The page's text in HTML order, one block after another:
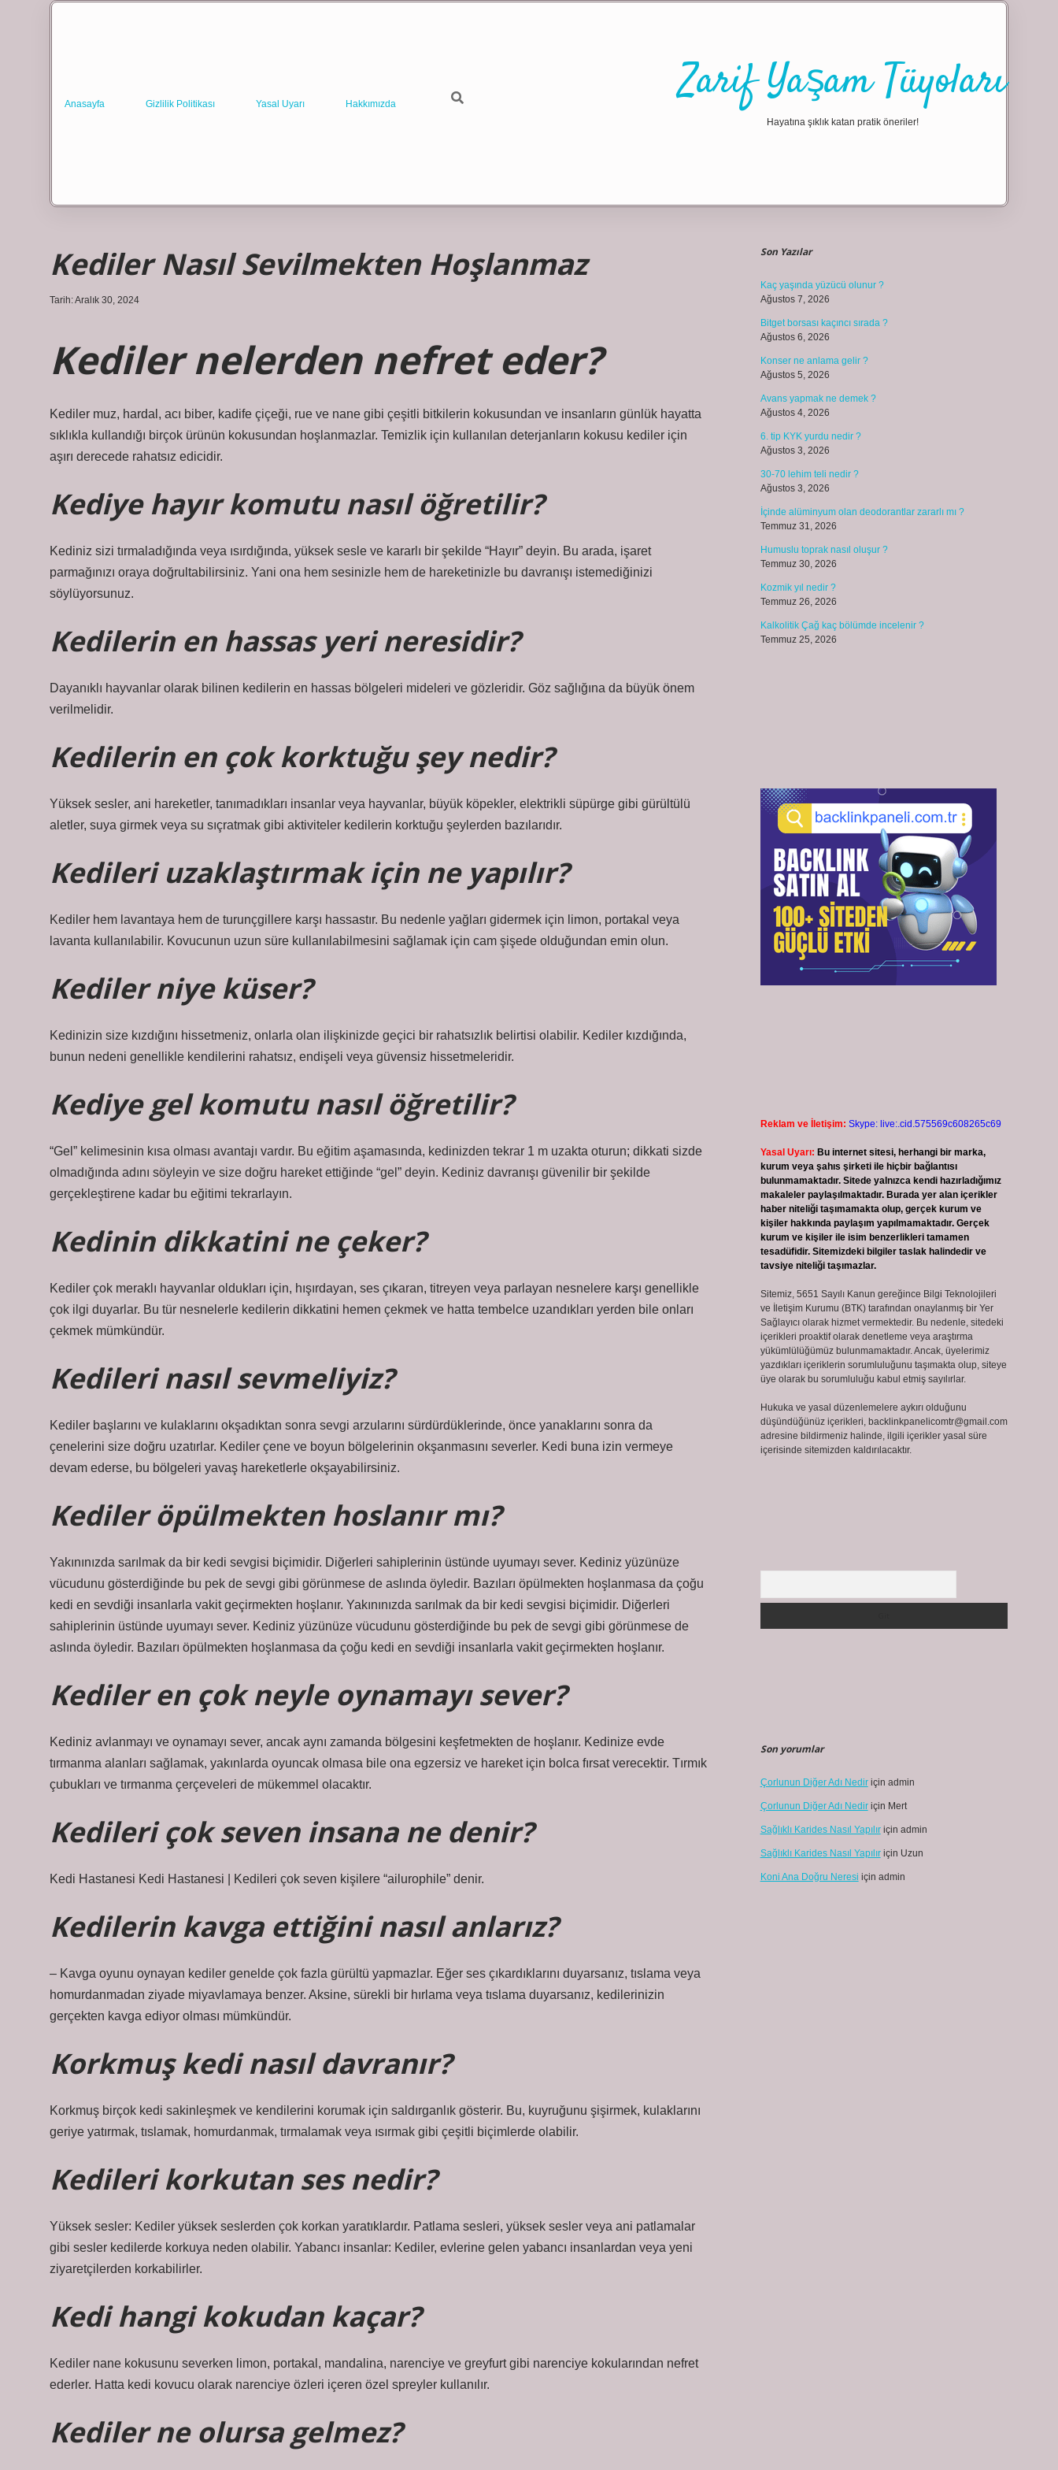
Anasayfa Gizlilik Politikası Yasal Uyarı Hakkımızda Zarif Yaşam Tüyoları
Hayatına şıklık katan pratik öneriler!
Kediler Nasıl Sevilmekten Hoşlanmaz
Tarih: Aralık 30, 2024
Kediler nelerden nefret eder?
Kediler muz, hardal, acı biber, kadife çiçeği, rue ve nane gibi çeşitli bitkilerin kokusundan ve insanların günlük hayatta
sıklıkla kullandığı birçok ürünün kokusundan hoşlanmazlar. Temizlik için kullanılan deterjanların kokusu kediler için
aşırı derecede rahatsız edicidir.
Kediye hayır komutu nasıl öğretilir?
Kediniz sizi tırmaladığında veya ısırdığında, yüksek sesle ve kararlı bir şekilde “Hayır” deyin. Bu arada, işaret
parmağınızı oraya doğrultabilirsiniz. Yani ona hem sesinizle hem de hareketinizle bu davranışı istemediğinizi
söylüyorsunuz.
Kedilerin en hassas yeri neresidir?
Dayanıklı hayvanlar olarak bilinen kedilerin en hassas bölgeleri mideleri ve gözleridir. Göz sağlığına da büyük önem
verilmelidir.
Kedilerin en çok korktuğu şey nedir?
Yüksek sesler, ani hareketler, tanımadıkları insanlar veya hayvanlar, büyük köpekler, elektrikli süpürge gibi gürültülü
aletler, suya girmek veya su sıçratmak gibi aktiviteler kedilerin korktuğu şeylerden bazılarıdır.
Kedileri uzaklaştırmak için ne yapılır?
Kediler hem lavantaya hem de turunçgillere karşı hassastır. Bu nedenle yağları gidermek için limon, portakal veya
lavanta kullanılabilir. Kovucunun uzun süre kullanılabilmesini sağlamak için cam şişede olduğundan emin olun.
Kediler niye küser?
Kedinizin size kızdığını hissetmeniz, onlarla olan ilişkinizde geçici bir rahatsızlık belirtisi olabilir. Kediler kızdığında,
bunun nedeni genellikle kendilerini rahatsız, endişeli veya güvensiz hissetmeleridir.
Kediye gel komutu nasıl öğretilir?
“Gel” kelimesinin kısa olması avantajı vardır. Bu eğitim aşamasında, kedinizden tekrar 1 m uzakta oturun; dikkati sizde
olmadığında adını söyleyin ve size doğru hareket ettiğinde “gel” deyin. Kediniz davranışı güvenilir bir şekilde
gerçekleştirene kadar bu eğitimi tekrarlayın.
Kedinin dikkatini ne çeker?
Kediler çok meraklı hayvanlar oldukları için, hışırdayan, ses çıkaran, titreyen veya parlayan nesnelere karşı genellikle
çok ilgi duyarlar. Bu tür nesnelerle kedilerin dikkatini hemen çekmek ve hatta tembelce uzandıkları yerden bile onları
çekmek mümkündür.
Kedileri nasıl sevmeliyiz?
Kediler başlarını ve kulaklarını okşadıktan sonra sevgi arzularını sürdürdüklerinde, önce yanaklarını sonra da
çenelerini size doğru uzatırlar. Kediler çene ve boyun bölgelerinin okşanmasını severler. Kedi buna izin vermeye
devam ederse, bu bölgeleri yavaş hareketlerle okşayabilirsiniz.
Kediler öpülmekten hoslanır mı?
Yakınınızda sarılmak da bir kedi sevgisi biçimidir. Diğerleri sahiplerinin üstünde uyumayı sever. Kediniz yüzünüze
vücudunu gösterdiğinde bu pek de sevgi gibi görünmese de aslında öyledir. Bazıları öpülmekten hoşlanmasa da çoğu
kedi en sevdiği insanlarla vakit geçirmekten hoşlanır. Yakınınızda sarılmak da bir kedi sevgisi biçimidir. Diğerleri
sahiplerinin üstünde uyumayı sever. Kediniz yüzünüze vücudunu gösterdiğinde bu pek de sevgi gibi görünmese de
aslında öyledir. Bazıları öpülmekten hoşlanmasa da çoğu kedi en sevdiği insanlarla vakit geçirmekten hoşlanır.
Kediler en çok neyle oynamayı sever?
Kediniz avlanmayı ve oynamayı sever, ancak aynı zamanda bölgesini keşfetmekten de hoşlanır. Kedinize evde
tırmanma alanları sağlamak, yakınlarda oyuncak olmasa bile ona egzersiz ve hareket için bolca fırsat verecektir. Tırmık
çubukları ve tırmanma çerçeveleri de mükemmel olacaktır.
Kedileri çok seven insana ne denir?
Kedi Hastanesi Kedi Hastanesi | Kedileri çok seven kişilere “ailurophile” denir.
Kedilerin kavga ettiğini nasıl anlarız?
– Kavga oyunu oynayan kediler genelde çok fazla gürültü yapmazlar. Eğer ses çıkardıklarını duyarsanız, tıslama veya
homurdanmadan ziyade miyavlamaya benzer. Aksine, sürekli bir hırlama veya tıslama duyarsanız, kedilerinizin
gerçekten kavga ediyor olması mümkündür.
Korkmuş kedi nasıl davranır?
Korkmuş birçok kedi sakinleşmek ve kendilerini korumak için saldırganlık gösterir. Bu, kuyruğunu şişirmek, kulaklarını
geriye yatırmak, tıslamak, homurdanmak, tırmalamak veya ısırmak gibi çeşitli biçimlerde olabilir.
Kedileri korkutan ses nedir?
Yüksek sesler: Kediler yüksek seslerden çok korkan yaratıklardır. Patlama sesleri, yüksek sesler veya ani patlamalar
gibi sesler kedilerde korkuya neden olabilir. Yabancı insanlar: Kediler, evlerine gelen yabancı insanlardan veya yeni
ziyaretçilerden korkabilirler.
Kedi hangi kokudan kaçar?
Kediler nane kokusunu severken limon, portakal, mandalina, narenciye ve greyfurt gibi narenciye kokularından nefret
ederler. Hatta kedi kovucu olarak narenciye özleri içeren özel spreyler kullanılır.
Kediler ne olursa gelmez?
Son Yazılar
Kaç yaşında yüzücü olunur ?
Ağustos 7, 2026
Bitget borsası kaçıncı sırada ?
Ağustos 6, 2026
Konser ne anlama gelir ?
Ağustos 5, 2026
Avans yapmak ne demek ?
Ağustos 4, 2026
6. tip KYK yurdu nedir ?
Ağustos 3, 2026
30-70 lehim teli nedir ?
Ağustos 3, 2026
İçinde alüminyum olan deodorantlar zararlı mı ?
Temmuz 31, 2026
Humuslu toprak nasıl oluşur ?
Temmuz 30, 2026
Kozmik yıl nedir ?
Temmuz 26, 2026
Kalkolitik Çağ kaç bölümde incelenir ?
Temmuz 25, 2026
Reklam ve İletişim: Skype: live:.cid.575569c608265c69
Yasal Uyarı: Bu internet sitesi, herhangi bir marka,
kurum veya şahıs şirketi ile hiçbir bağlantısı
bulunmamaktadır. Sitede yalnızca kendi hazırladığımız
makaleler paylaşılmaktadır. Burada yer alan içerikler
haber niteliği taşımamakta olup, gerçek kurum ve
kişiler hakkında paylaşım yapılmamaktadır. Gerçek
kurum ve kişiler ile isim benzerlikleri tamamen
tesadüfidir. Sitemizdeki bilgiler taslak halindedir ve
tavsiye niteliği taşımazlar.
Sitemiz, 5651 Sayılı Kanun gereğince Bilgi Teknolojileri
ve İletişim Kurumu (BTK) tarafından onaylanmış bir Yer
Sağlayıcı olarak hizmet vermektedir. Bu nedenle, sitedeki
içerikleri proaktif olarak denetleme veya araştırma
yükümlülüğümüz bulunmamaktadır. Ancak, üyelerimiz
yazdıkları içeriklerin sorumluluğunu taşımakta olup, siteye
üye olarak bu sorumluluğu kabul etmiş sayılırlar.
Hukuka ve yasal düzenlemelere aykırı olduğunu
düşündüğünüz içerikleri, backlinkpanelicomtr@gmail.com
adresine bildirmeniz halinde, ilgili içerikler yasal süre
içerisinde sitemizden kaldırılacaktır.
Son yorumlar
Çorlunun Diğer Adı Nediriçin admin
Çorlunun Diğer Adı Nediriçin Mert
Sağlıklı Karides Nasıl Yapılıriçin admin
Sağlıklı Karides Nasıl Yapılıriçin Uzun
Koni Ana Doğru Neresi için admin